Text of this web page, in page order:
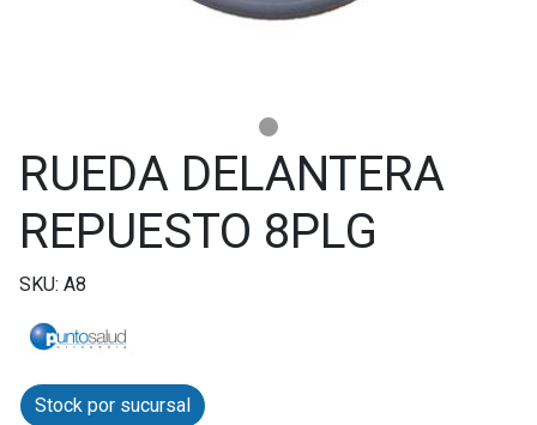
RUEDA DELANTERA
REPUESTO 8PLG
SKU: A8
Stock por sucursal